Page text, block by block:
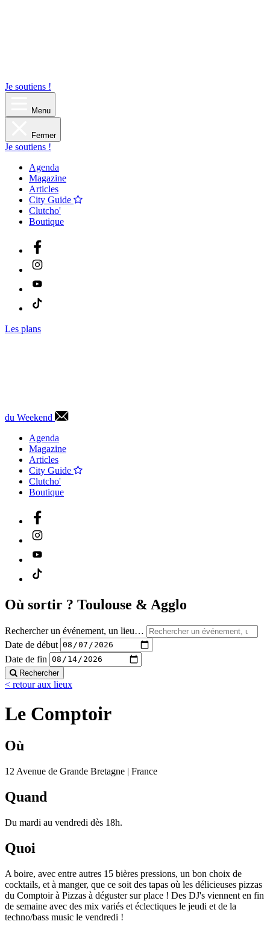
Je soutiens !
Menu
Fermer
Je soutiens !
Agenda
Magazine
Articles
City Guide
Clutcho'
Boutique
Les plans
du Weekend
Agenda
Magazine
Articles
City Guide
Clutcho'
Boutique
Où sortir ? Toulouse & Agglo
Rechercher un événement, un lieu…
Date de début
Date de fin
Rechercher
< retour aux lieux
Le Comptoir
Où
12 Avenue de Grande Bretagne | France
Quand
Du mardi au vendredi dès 18h.
Quoi
A boire, avec entre autres 15 bières pressions, un bon choix de
cocktails, et à manger, que ce soit des tapas où les délicieuses pizzas
du Comptoir à Pizzas à déguster sur place ! Des DJ's viennent en fin
de semaine avec des mix variés et éclectiques le jeudi et de la
techno/bass music le vendredi !